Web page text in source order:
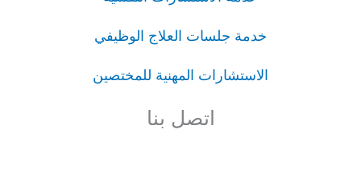
خدمة جلسات العلاج الوظيفي
الاستشارات المهنية للمختصين
اتصل بنا